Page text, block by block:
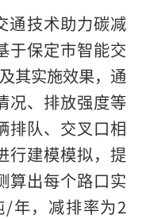
通技术助力碳减
于保定市智能交
其实施效果，通
况、排放强度等
排队、交叉口相
行建模模拟，提
算出每个路口实
/年，减排率为2